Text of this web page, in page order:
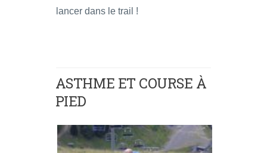
lancer dans le trail !
ASTHME ET COURSE À
PIED